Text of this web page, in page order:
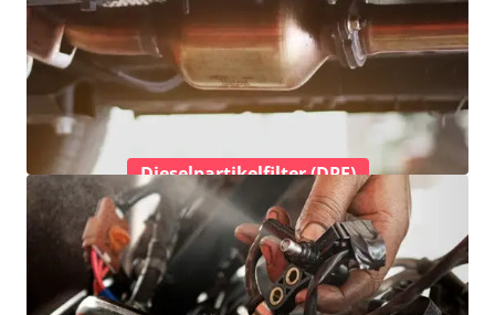
Dieselpartikelfilter (DPF)